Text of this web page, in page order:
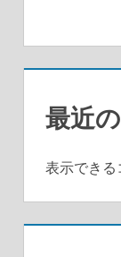
最近
表示できる